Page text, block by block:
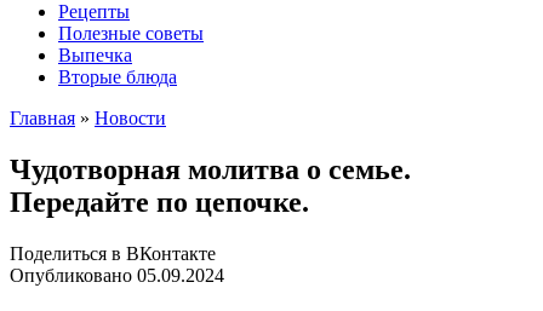
Рецепты
Полезные советы
Выпечка
Вторые блюда
Главная » Новости
Чудотворная молитва о семье.
Передайте по цепочке.
Поделиться в ВКонтакте
Опубликовано 05.09.2024